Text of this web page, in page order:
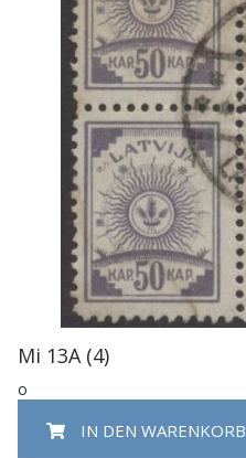
Mi 13A (4)
o
IN DEN WARENKORB